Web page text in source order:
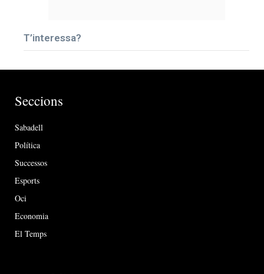
T’interessa?
Seccions
Sabadell
Política
Successos
Esports
Oci
Economia
El Temps